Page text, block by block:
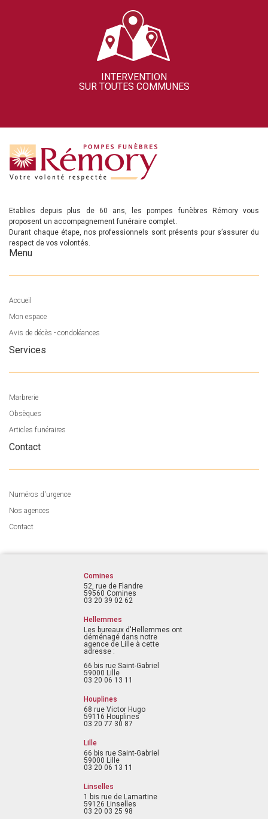
INTERVENTION
SUR TOUTES COMMUNES
Etablies depuis plus de 60 ans, les pompes funèbres Rémory vous
proposent un accompagnement funéraire complet.
Durant chaque étape, nos professionnels sont présents pour s’assurer du
respect de vos volontés.
Menu
Accueil
Mon espace
Avis de décès - condoléances
Services
Marbrerie
Obsèques
Articles funéraires
Contact
Numéros d'urgence
Nos agences
Contact
Comines
52, rue de Flandre
59560 Comines
03 20 39 02 62
Hellemmes
Les bureaux d'Hellemmes ont
déménagé dans notre
agence de Lille à cette
adresse :
66 bis rue Saint-Gabriel
59000 Lille
03 20 06 13 11
Houplines
68 rue Victor Hugo
59116 Houplines
03 20 77 30 87
Lille
66 bis rue Saint-Gabriel
59000 Lille
03 20 06 13 11
Linselles
1 bis rue de Lamartine
59126 Linselles
03 20 03 25 98